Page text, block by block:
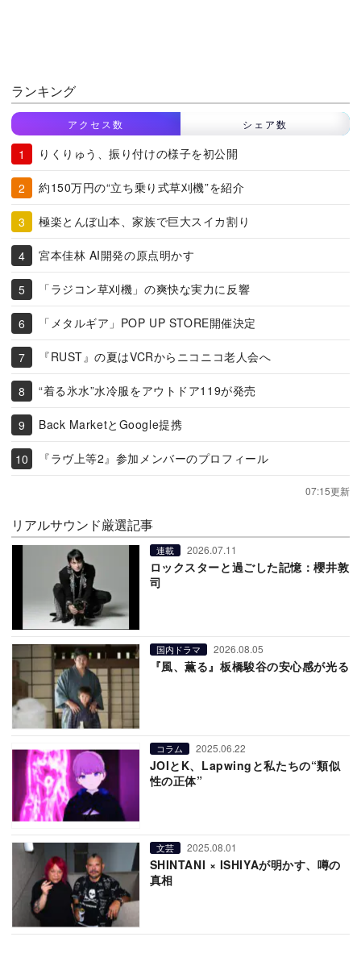
ランキング
アクセス数 シェア数
りくりゅう、振り付けの様子を初公開
約150万円の“立ち乗り式草刈機”を紹介
極楽とんぼ山本、家族で巨大スイカ割り
宮本佳林 AI開発の原点明かす
「ラジコン草刈機」の爽快な実力に反響
「メタルギア」POP UP STORE開催決定
『RUST』の夏はVCRからニコニコ老人会へ
“着る氷水”水冷服をアウトドア119が発売
Back MarketとGoogle提携
『ラヴ上等2』参加メンバーのプロフィール
07:15更新
リアルサウンド厳選記事
連載 2026.07.11
ロックスターと過ごした記憶：櫻井敦
司
国内ドラマ 2026.08.05
『風、薫る』板橋駿谷の安心感が光る
コラム 2025.06.22
JOIとK、Lapwingと私たちの“類似
性の正体”
文芸 2025.08.01
SHINTANI × ISHIYAが明かす、噂の
真相